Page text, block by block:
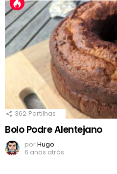
362 Partilhas
Bolo Podre Alentejano
porHugo
6 anos atrás